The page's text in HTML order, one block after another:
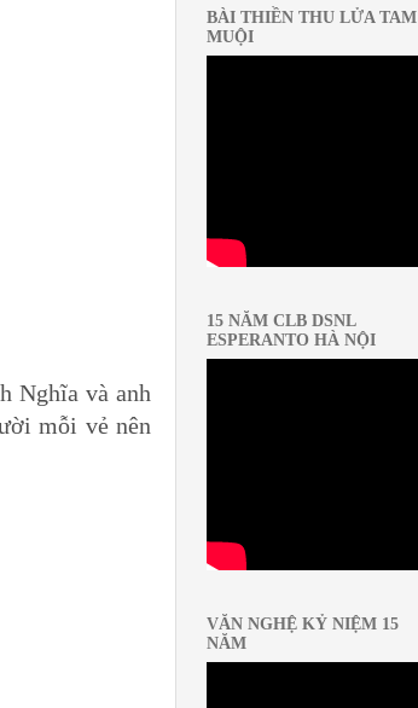
Nghĩa và anh
mỗi vẻ nên
BÀI THIỀN THU LỬA TAM
MUỘI
15 NĂM CLB DSNL
ESPERANTO HÀ NỘI
VĂN NGHỆ KỶ NIỆM 15
NĂM